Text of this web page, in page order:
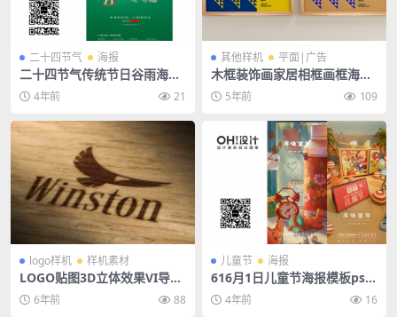
二十四节气 海报
二十四节气传统节日谷雨海报
模板4年前 21
其他样机 平面|广告
木框装饰画家居相框画框海报
PSD样机
5年前 109
logo样机 样机素材
LOGO贴图3D立体效果VI导视
智能贴图PS样机素材
6年前 88
儿童节 海报
616月1日儿童节海报模板psd
素材4年前 16